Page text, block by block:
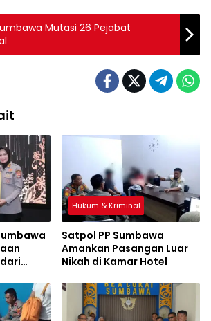
Mutasi 26 Pejabat
Hukum & Kriminal
Satpol PP Sumbawa
Amankan Pasangan Luar
Nikah di Kamar Hotel